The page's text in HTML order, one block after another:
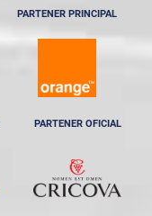
PARTENER PRINCIPAL
PARTENER OFICIAL